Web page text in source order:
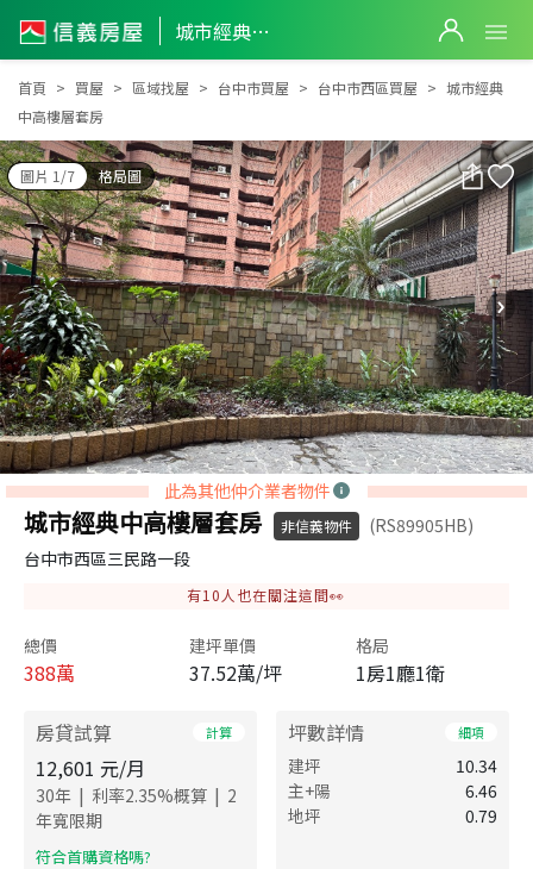
城市經典中高樓層套房
城市經典中高樓層套房
首頁 買屋 區域找屋 台中市買屋 台中市西區買屋
城市經典
中高樓層套房
圖片 1/7 格局圖
此為其他仲介業者物件
城市經典中高樓層套房 非信義物件
(RS89905HB)
台中市西區三民路一段
有10 人也在關注這間👀
總價
388萬
建坪單價
37.52萬/坪
格局
1房1廳1衛
房貸試算 計算
12,601 元/月
30年 | 利率2.35%概算 | 2
年寬限期
​符合首購資格嗎?
坪數詳情 細項
建坪
10.34
主+陽
6.46
地坪
0.79